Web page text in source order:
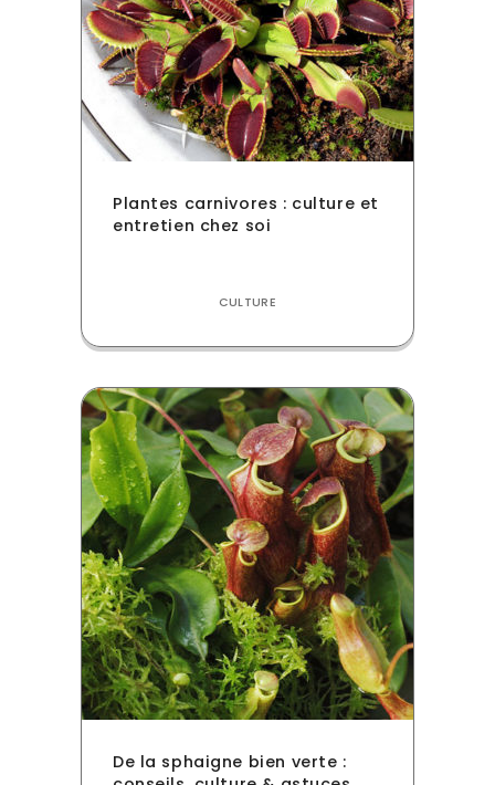
Plantes carnivores : culture et
entretien chez soi
CULTURE
De la sphaigne bien verte :